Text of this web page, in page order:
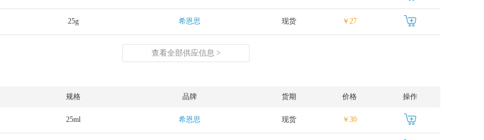
25g 希恩思 现货 ￥27
查看全部供应信息 >
规格 品牌 货期 价格 操作
25ml 希恩思 现货 ￥30